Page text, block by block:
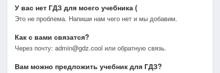
У вас нет ГДЗ для моего учебника (
Это не проблема. Напиши нам чего нет и мы добавим.
Как с вами связатся?
Через почту: admin@gdz.cool или обратную связь.
Вам можно предложить учебник для ГДЗ?